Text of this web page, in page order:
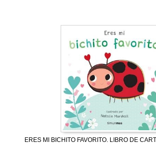
ERES MI BICHITO FAVORITO. LIBRO DE